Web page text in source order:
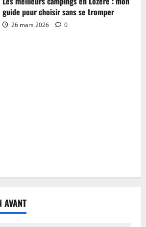
guide pour choisir sans se tromper
26 mars 2026 0
AVANT